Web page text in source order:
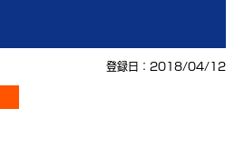
登録日：2018/04/12